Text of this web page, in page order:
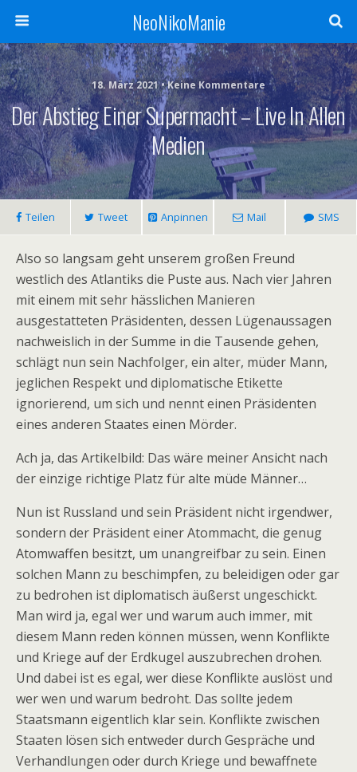
NeoNikoManie
18. März 2021 • Keine Kommentare
Der Abstieg Einer Supermacht – Live In Allen
Medien
Teilen Tweet Anpinnen Mail SMS
Also so langsam geht unserem großen Freund
westlich des Atlantiks die Puste aus. Nach vier Jahren
mit einem mit sehr hässlichen Manieren
ausgestatteten Präsidenten, dessen Lügenaussagen
nachweislich in der Summe in die Tausende gehen,
schlägt nun sein Nachfolger, ein alter, müder Mann,
jeglichen Respekt und diplomatische Etikette
ignorierend, um sich und nennt einen Präsidenten
eines anderen Staates einen Mörder.
Ach ja, das Artikelbild: Das wäre meiner Ansicht nach
der einzige richtige Platz für alte müde Männer…
Nun ist Russland und sein Präsident nicht irgendwer,
sondern der Präsident einer Atommacht, die genug
Atomwaffen besitzt, um unangreifbar zu sein. Einen
solchen Mann zu beschimpfen, zu beleidigen oder gar
zu bedrohen ist diplomatisch äußerst ungeschickt.
Man wird ja, egal wer und warum auch immer, mit
diesem Mann reden können müssen, wenn Konflikte
und Kriege auf der Erdkugel auszubrechen drohen.
Und dabei ist es egal, wer diese Konflikte auslöst und
wer wen und warum bedroht. Das sollte jedem
Staatsmann eigentlich klar sein. Konflikte zwischen
Staaten lösen sich entweder durch Gespräche und
Verhandlungen oder durch Kriege und bewaffnete